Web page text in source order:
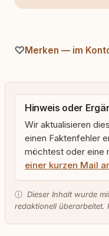
Merken — im
Hinweis oder
Wir aktualisieren
einen Faktenfehler
möchtest oder eine
einer kurzen Mail
ⓘ Dieser Inhalt wurde
redaktionell überarbeitet.